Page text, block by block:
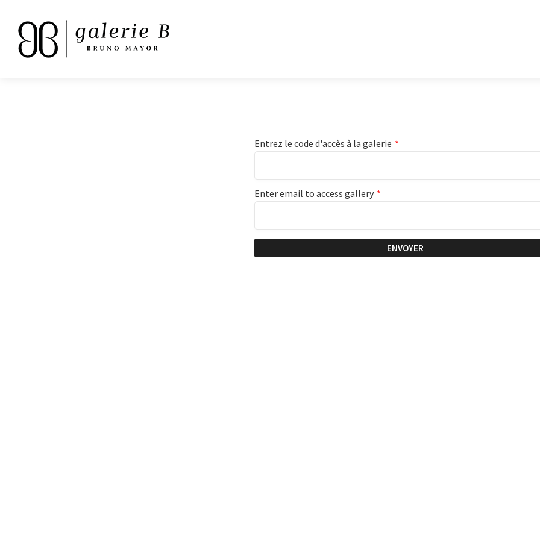
Entrez le code d'accès à la galerie *
Enter email to access gallery *
ENVOYER